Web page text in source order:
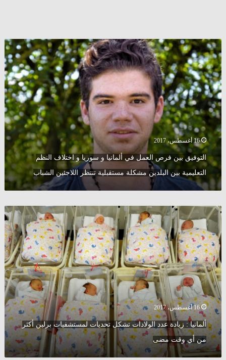
التوفيق
بين
فرص
العمل
في
ألمانيا
و
سوريا
و
اختلاف
النظم
التعليمية
بين
البلدين
مشكلة
تنتظر
اللاجئين
الشباب
16 أغسطس، 2017
التوفيق بين فرص العمل في ألمانيا و سوريا و اختلاف النظم
التعليمية بين البلدين مشكلة مستقبلية تنتظر اللاجئين الشباب
ألمانيا
زيادة
عدد
الولادات
تشكل
تحديات
لمستشفيات
برلين
أكثر
من
أي
وقت
مضى
16 أغسطس، 2017
ألمانيا : زيادة عدد الولادات تشكل تحديات لمستشفيات برلين أكثر
من أي وقت مضى